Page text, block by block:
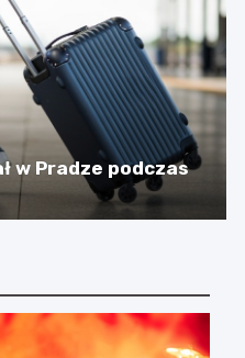
w Pradze podczas